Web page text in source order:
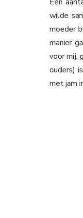
wilde
moeder
manier
voor mij,
ouders)
met jam